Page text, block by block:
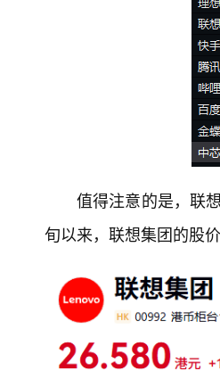
值得注意的是，联
旬以来，联想集团的股